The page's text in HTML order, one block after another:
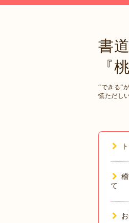
書
『
“できる”
慌ただし
て